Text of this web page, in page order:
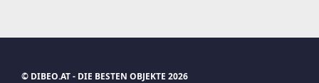
© DIBEO.AT - DIE BESTEN OBJEKTE 2026